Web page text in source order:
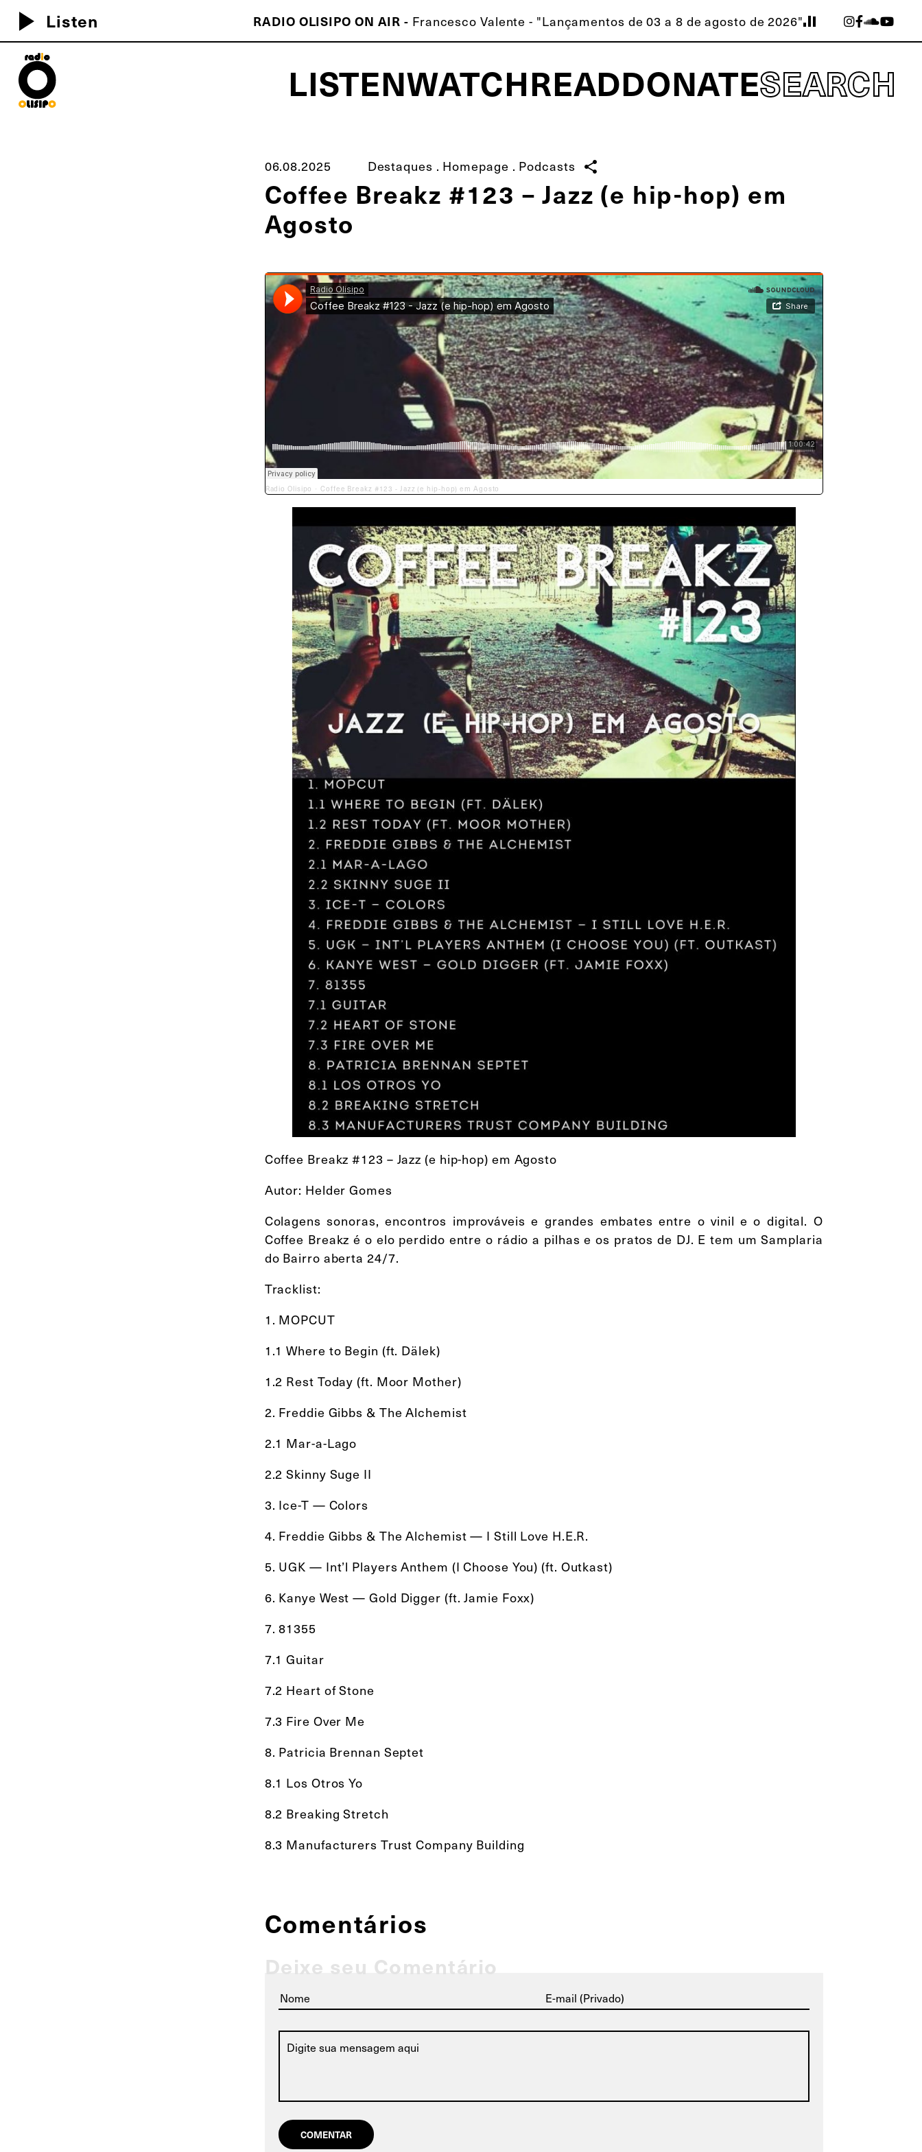
play_arrow Listen RADIO OLISIPO ON AIR - Francesco Valente - "Lançamentos de 03 a 8 de agosto de 2026"
LISTENWATCHREADDONATESEARCH
06.08.2025 Destaques . Homepage . Podcasts share
Coffee Breakz #123 – Jazz (e hip-hop) em
Agosto
Radio Olisipo ·Coffee Breakz #123 - Jazz (e hip-hop) em Agosto
Coffee Breakz #123 – Jazz (e hip-hop) em Agosto
Autor: Helder Gomes
Colagens sonoras, encontros improváveis e grandes embates entre o vinil e o digital. O
Coffee Breakz é o elo perdido entre o rádio a pilhas e os pratos de DJ. E tem um Samplaria
do Bairro aberta 24/7.
Tracklist:
1. MOPCUT
1.1 Where to Begin (ft. Dälek)
1.2 Rest Today (ft. Moor Mother)
2. Freddie Gibbs & The Alchemist
2.1 Mar-a-Lago
2.2 Skinny Suge II
3. Ice-T — Colors
4. Freddie Gibbs & The Alchemist — I Still Love H.E.R.
5. UGK — Int’l Players Anthem (I Choose You) (ft. Outkast)
6. Kanye West — Gold Digger (ft. Jamie Foxx)
7. 81355
7.1 Guitar
7.2 Heart of Stone
7.3 Fire Over Me
8. Patricia Brennan Septet
8.1 Los Otros Yo
8.2 Breaking Stretch
8.3 Manufacturers Trust Company Building
Comentários
Deixe seu Comentário